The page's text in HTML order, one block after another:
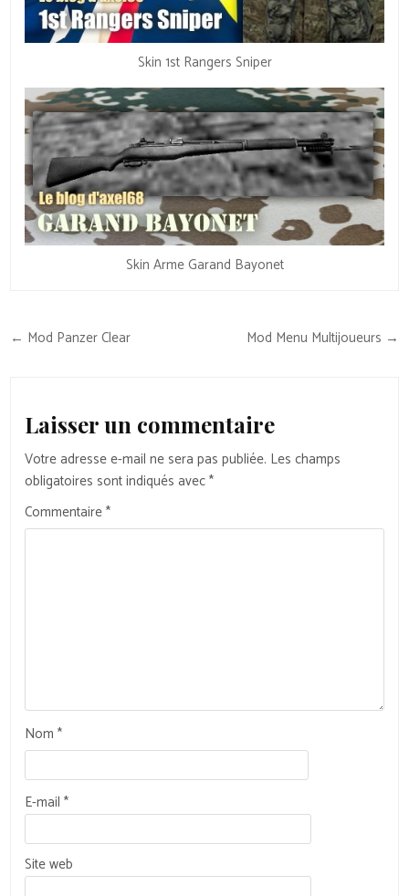
Skin 1st Rangers Sniper
Skin Arme Garand Bayonet
Navigation
← Mod Panzer Clear Mod Menu Multijoueurs →
Laisser un commentaire
Votre adresse e-mail ne sera pas publiée. Les champs
obligatoires sont indiqués avec*
Commentaire*
Nom*
E-mail*
Site web